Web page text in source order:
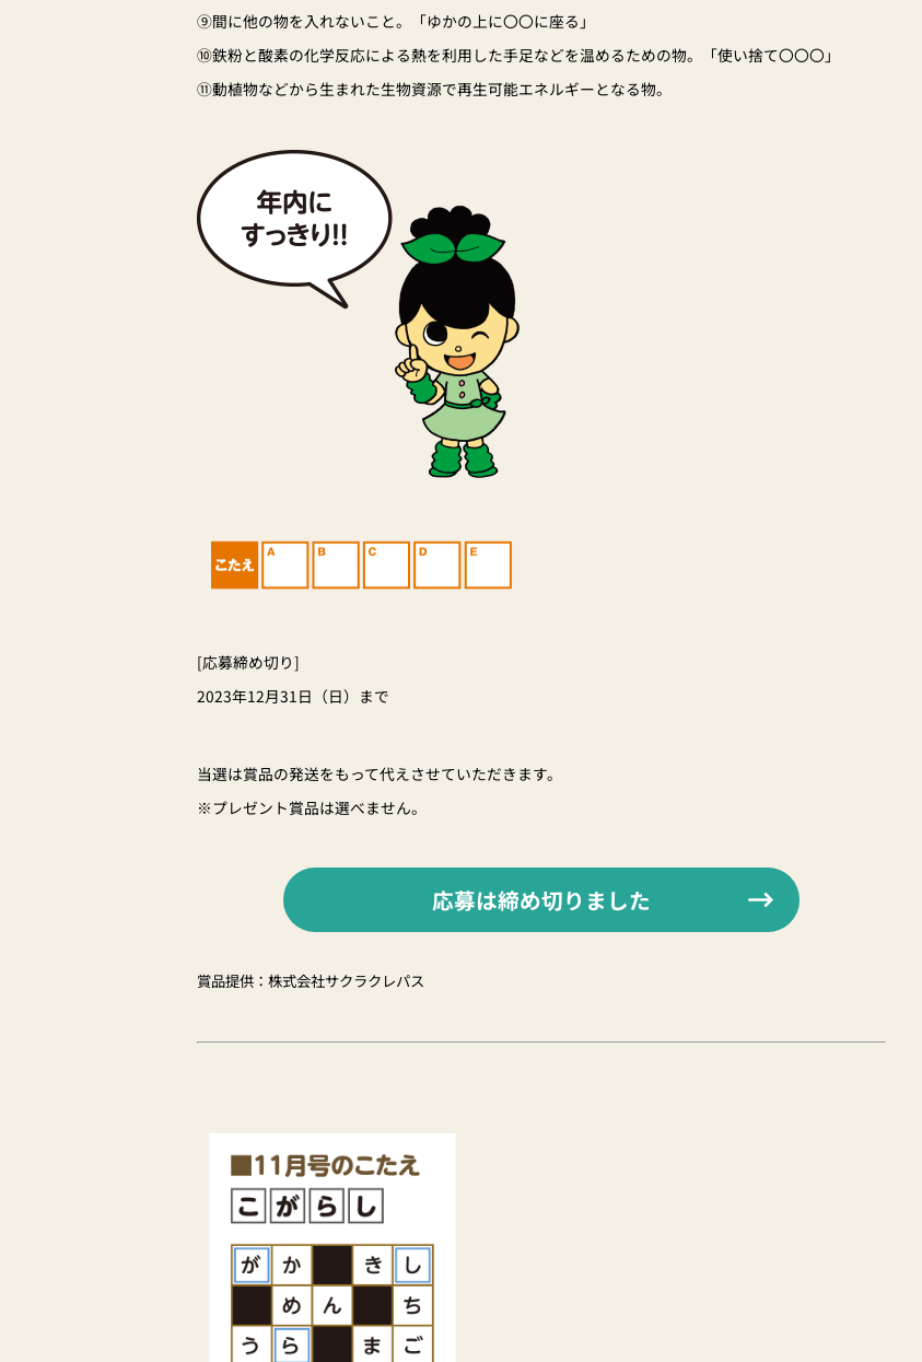
⑨間に他の物を入れないこと。「ゆかの上に〇〇に座る」
⑩鉄粉と酸素の化学反応による熱を利用した手足などを温めるための物。「使い捨て〇〇〇」
⑪動植物などから生まれた生物資源で再生可能エネルギーとなる物。
[応募締め切り]
2023年12月31日（日）まで
当選は賞品の発送をもって代えさせていただきます。
※プレゼント賞品は選べません。
応募は締め切りました
賞品提供：株式会社サクラクレパス